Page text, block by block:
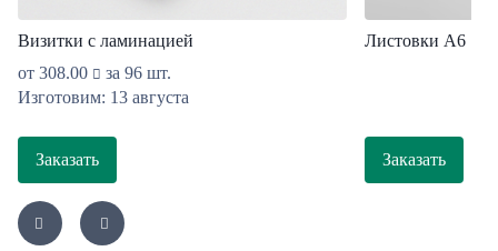
Визитки с ламинацией
от 308.00
за 96 шт.
Изготовим: 13 августа
Заказать
Листовки А6
Заказать